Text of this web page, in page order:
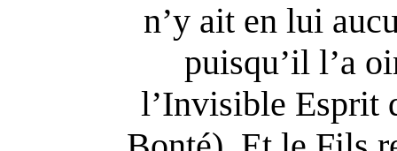
n’y ait en lui
puisqu’il l’a
l’Invisible Esprit